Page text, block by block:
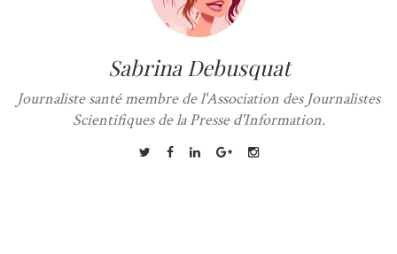
Sabrina Debusquat
Journaliste santé membre de l'Association des Journalistes
Scientifiques de la Presse d'Information.